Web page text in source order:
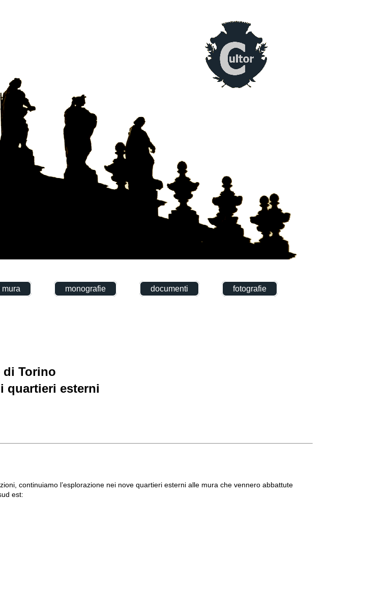
mura monografie documenti fotografie
di Torino
quartieri esterni
continuiamo l’esplorazione nei nove quartieri esterni alle mura che vennero abbattute
est: